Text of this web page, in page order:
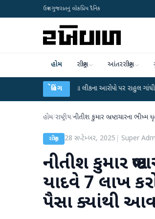
ઉત્તર ગુજરાતનું લોકપ્રિય દૈનિક
હોમ રાષ્ટ્રીય આંતરરાષ્ટ્રીય
બ્રેકિંગ
NET પરીક્ષા લીકના આરોપો પર રાહુલ ગાંધીએ કેન્દ્ર પર પ્રહાર
હોમ/રાષ્ટ્રીય/નીતીશ કુમાર ભ્રષ્ટાચારના
રાષ્ટ્રીય 28 સપ્ટેમ્બર, 2025 Super
નીતીશ કુમાર
યાદવે 7 લાખ
પૈસા ક્યાંથી